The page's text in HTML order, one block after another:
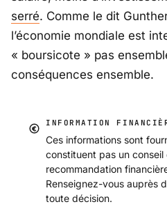
serré. Comme le dit
l’économie mondiale est
« boursicote » pas
conséquences ensemble.
INFORMATION
Ces informations sont
constituent pas un
recommandation
Renseignez-vous auprès
toute décision.